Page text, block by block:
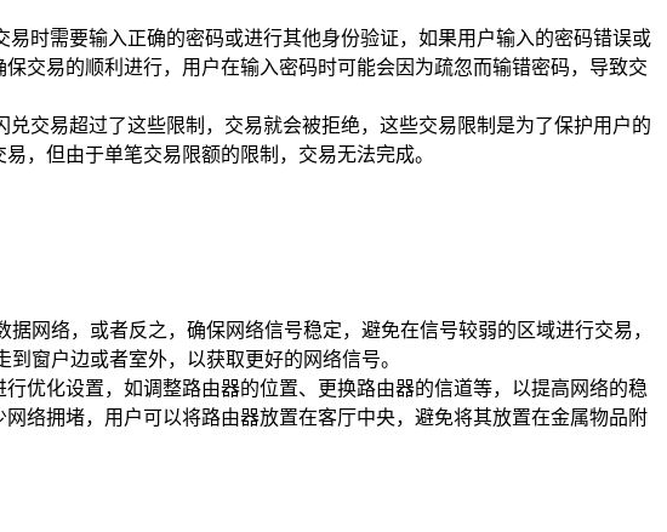
时需要输入正确的密码或进行其他身份验证，如果用户输入的密码错误或
交易的顺利进行，用户在输入密码时可能会因为疏忽而输错密码，导致交
交易超过了这些限制，交易就会被拒绝，这些交易限制是为了保护用户的
，但由于单笔交易限额的限制，交易无法完成。
网络，或者反之，确保网络信号稳定，避免在信号较弱的区域进行交易，
窗户边或者室外，以获取更好的网络信号。
优化设置，如调整路由器的位置、更换路由器的信道等，以提高网络的稳
络拥堵，用户可以将路由器放置在客厅中央，避免将其放置在金属物品附